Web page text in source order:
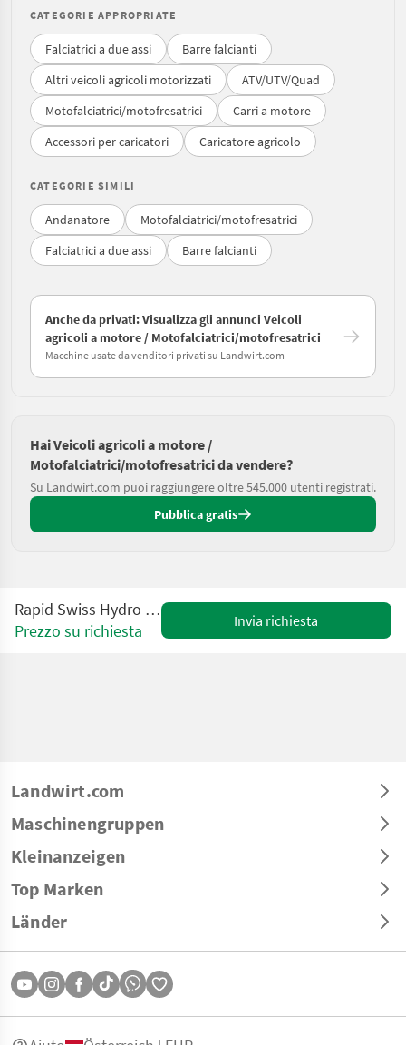
CATEGORIE APPROPRIATE
Falciatrici a due assi
Barre falcianti
Altri veicoli agricoli motorizzati
ATV/UTV/Quad
Motofalciatrici/motofresatrici
Carri a motore
Accessori per caricatori
Caricatore agricolo
CATEGORIE SIMILI
Andanatore
Motofalciatrici/motofresatrici
Falciatrici a due assi
Barre falcianti
Anche da privati: Visualizza gli annunci Veicoli
agricoli a motore / Motofalciatrici/motofresatrici
Macchine usate da venditori privati su Landwirt.com
Hai Veicoli agricoli a motore /
Motofalciatrici/motofresatrici da vendere?
Su Landwirt.com puoi raggiungere oltre 545.000 utenti registrati.
Pubblica gratis
Rapid Swiss Hydro Mäher 3-reihig RS
Prezzo su richiesta
Invia richiesta
Landwirt.com
Maschinengruppen
Kleinanzeigen
Top Marken
Länder